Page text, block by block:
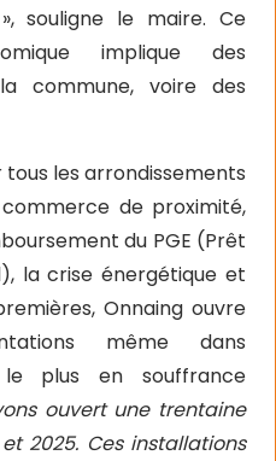
», souligne le maire. Ce
implique des
commune, voire des
les arrondissements
de proximité,
du PGE (Prêt
la crise énergétique et
Onnaing ouvre
même dans
le plus en souffrance
ouvert une trentaine
2025. Ces installations